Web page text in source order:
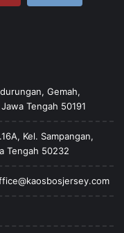
Gemah,
Tengah 50191
Kel. Sampangan,
Tengah 50232